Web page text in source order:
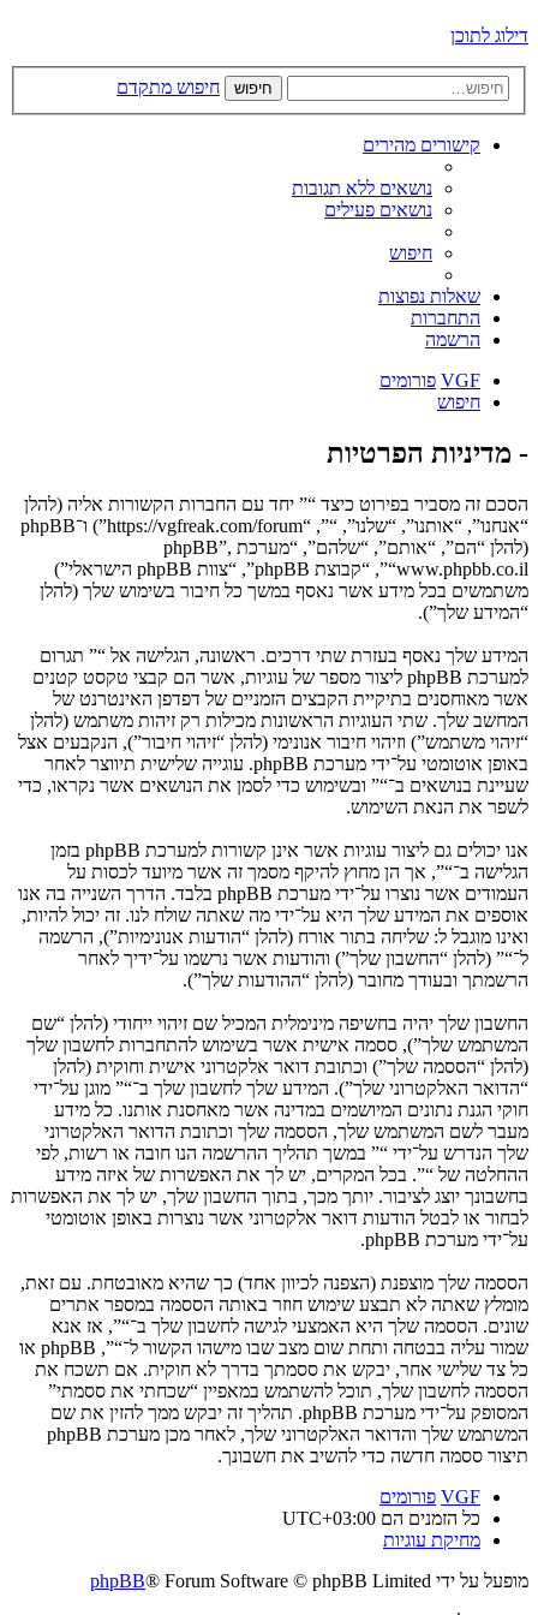
דילוג לתוכן
חיפוש חיפוש מתקדם
קישורים מהירים
נושאים ללא תגובות
נושאים פעילים
חיפוש
שאלות נפוצות
התחברות
הרשמה
VGF פורומים
חיפוש
- מדיניות הפרטיות
הסכם זה מסביר בפירוט כיצד “” יחד עם החברות הקשורות אליה (להלן
“אנחנו”, “אותנו”, “שלנו”, “”, “https://vgfreak.com/forum”) ו־phpBB
(להלן “הם”, “אותם”, “שלהם”, “מערכת phpBB”,
“www.phpbb.co.il”, “קבוצת phpBB”, “צוות phpBB הישראלי”)
משתמשים בכל מידע אשר נאסף במשך כל חיבור בשימוש שלך (להלן
“המידע שלך”).
המידע שלך נאסף בעזרת שתי דרכים. ראשונה, הגלישה אל “” תגרום
למערכת phpBB ליצור מספר של עוגיות, אשר הם קבצי טקסט קטנים
אשר מאוחסנים בתיקיית הקבצים הזמניים של דפדפן האינטרנט של
המחשב שלך. שתי העוגיות הראשונות מכילות רק זיהות משתמש (להלן
“זיהוי משתמש”) וזיהוי חיבור אנונימי (להלן “זיהוי חיבור”), הנקבעים אצל
באופן אוטומטי על־ידי מערכת phpBB. עוגייה שלישית תיווצר לאחר
שעיינת בנושאים ב־“” ובשימוש כדי לסמן את הנושאים אשר נקראו, כדי
לשפר את הנאת השימוש.
אנו יכולים גם ליצור עוגיות אשר אינן קשורות למערכת phpBB בזמן
הגלישה ב־“”, אך הן מחוץ להיקף מסמך זה אשר מיועד לכסות על
העמודים אשר נוצרו על־ידי מערכת phpBB בלבד. הדרך השנייה בה אנו
אוספים את המידע שלך היא על־ידי מה שאתה שולח לנו. זה יכול להיות,
ואינו מוגבל ל: שליחה בתור אורח (להלן “הודעות אנונימיות”), הרשמה
ל־“” (להלן “החשבון שלך”) והודעות אשר נרשמו על־ידיך לאחר
הרשמתך ובעודך מחובר (להלן “ההודעות שלך”).
החשבון שלך יהיה בחשיפה מינימלית המכיל שם זיהוי ייחודי (להלן “שם
המשתמש שלך”), ססמה אישית אשר בשימוש להתחברות לחשבון שלך
(להלן “הססמה שלך”) וכתובת דואר אלקטרוני אישית וחוקית (להלן
“הדואר האלקטרוני שלך”). המידע שלך לחשבון שלך ב־“” מוגן על־ידי
חוקי הגנת נתונים המיושמים במדינה אשר מאחסנת אותנו. כל מידע
מעבר לשם המשתמש שלך, הססמה שלך וכתובת הדואר האלקטרוני
שלך הנדרש על־ידי “” במשך תהליך ההרשמה הנו חובה או רשות, לפי
ההחלטה של “”. בכל המקרים, יש לך את האפשרות של איזה מידע
בחשבונך יוצג לציבור. יותך מכך, בתוך החשבון שלך, יש לך את האפשרות
לבחור או לבטל הודעות דואר אלקטרוני אשר נוצרות באופן אוטומטי
על־ידי מערכת phpBB.
הססמה שלך מוצפנת (הצפנה לכיוון אחד) כך שהיא מאובטחת. עם זאת,
מומלץ שאתה לא תבצע שימוש חוזר באותה הססמה במספר אתרים
שונים. הססמה שלך היא האמצעי לגישה לחשבון שלך ב־“”, אז אנא
שמור עליה בבטחה ותחת שום מצב שבו מישהו הקשור ל־“”, phpBB או
כל צד שלישי אחר, יבקש את ססמתך בדרך לא חוקית. אם תשכח את
הססמה לחשבון שלך, תוכל להשתמש במאפיין “שכחתי את ססמתי”
המסופק על־ידי מערכת phpBB. תהליך זה יבקש ממך להזין את שם
המשתמש שלך והדואר האלקטרוני שלך, לאחר מכן מערכת phpBB
תיצור ססמה חדשה כדי להשיב את חשבונך.
VGF פורומים
כל הזמנים הם UTC+03:00
מחיקת עוגיות
מופעל על ידי
phpBB® Forum Software © phpBB Limited